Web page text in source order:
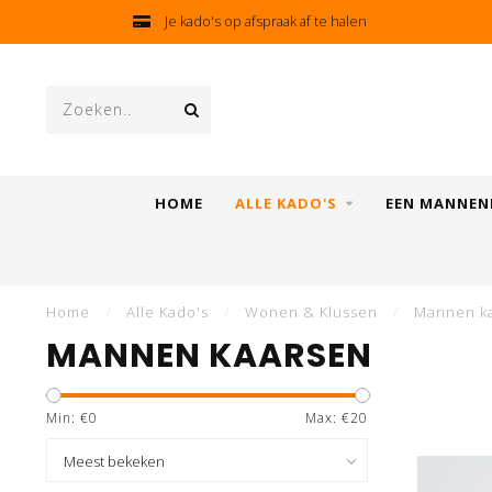
Je kado's op afspraak af te halen
HOME ALLE KADO'S EEN
Home Alle Kado's Wonen & Klussen Mannen
MANNEN KAARSEN
Min: €0 Max: €20